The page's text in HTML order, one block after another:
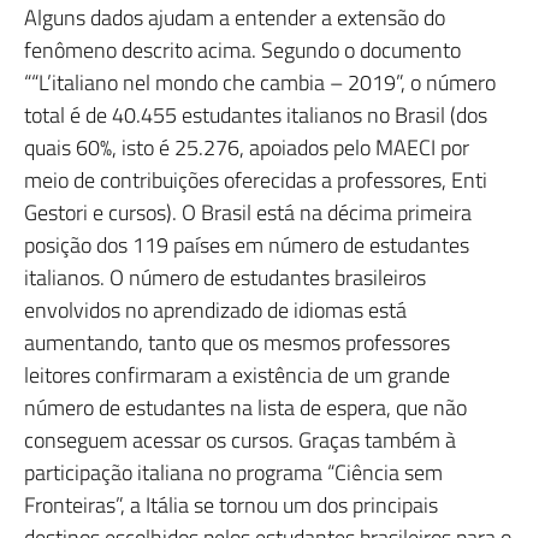
Alguns dados ajudam a entender a extensão do
fenômeno descrito acima. Segundo o documento
““L’italiano nel mondo che cambia – 2019”, o número
total é de 40.455 estudantes italianos no Brasil (dos
quais 60%, isto é 25.276, apoiados pelo MAECI por
meio de contribuições oferecidas a professores, Enti
Gestori e cursos). O Brasil está na décima primeira
posição dos 119 países em número de estudantes
italianos. O número de estudantes brasileiros
envolvidos no aprendizado de idiomas está
aumentando, tanto que os mesmos professores
leitores confirmaram a existência de um grande
número de estudantes na lista de espera, que não
conseguem acessar os cursos. Graças também à
participação italiana no programa “Ciência sem
Fronteiras”, a Itália se tornou um dos principais